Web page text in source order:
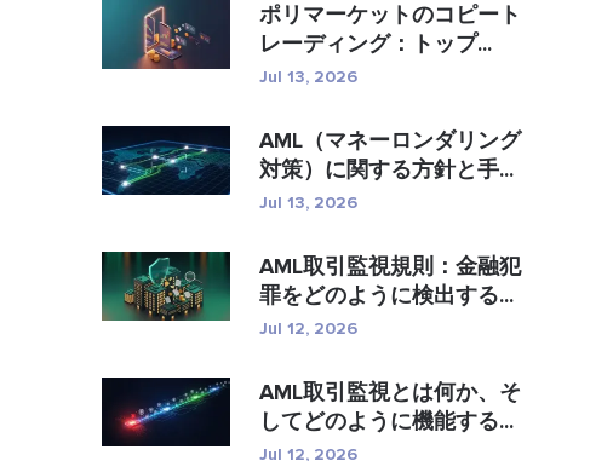
ポリマーケットのコピート
レーディング：トップ...
Jul 13, 2026
AML（マネーロンダリング
対策）に関する方針と手...
Jul 13, 2026
AML取引監視規則：金融犯
罪をどのように検出する...
Jul 12, 2026
AML取引監視とは何か、そ
してどのように機能する...
Jul 12, 2026